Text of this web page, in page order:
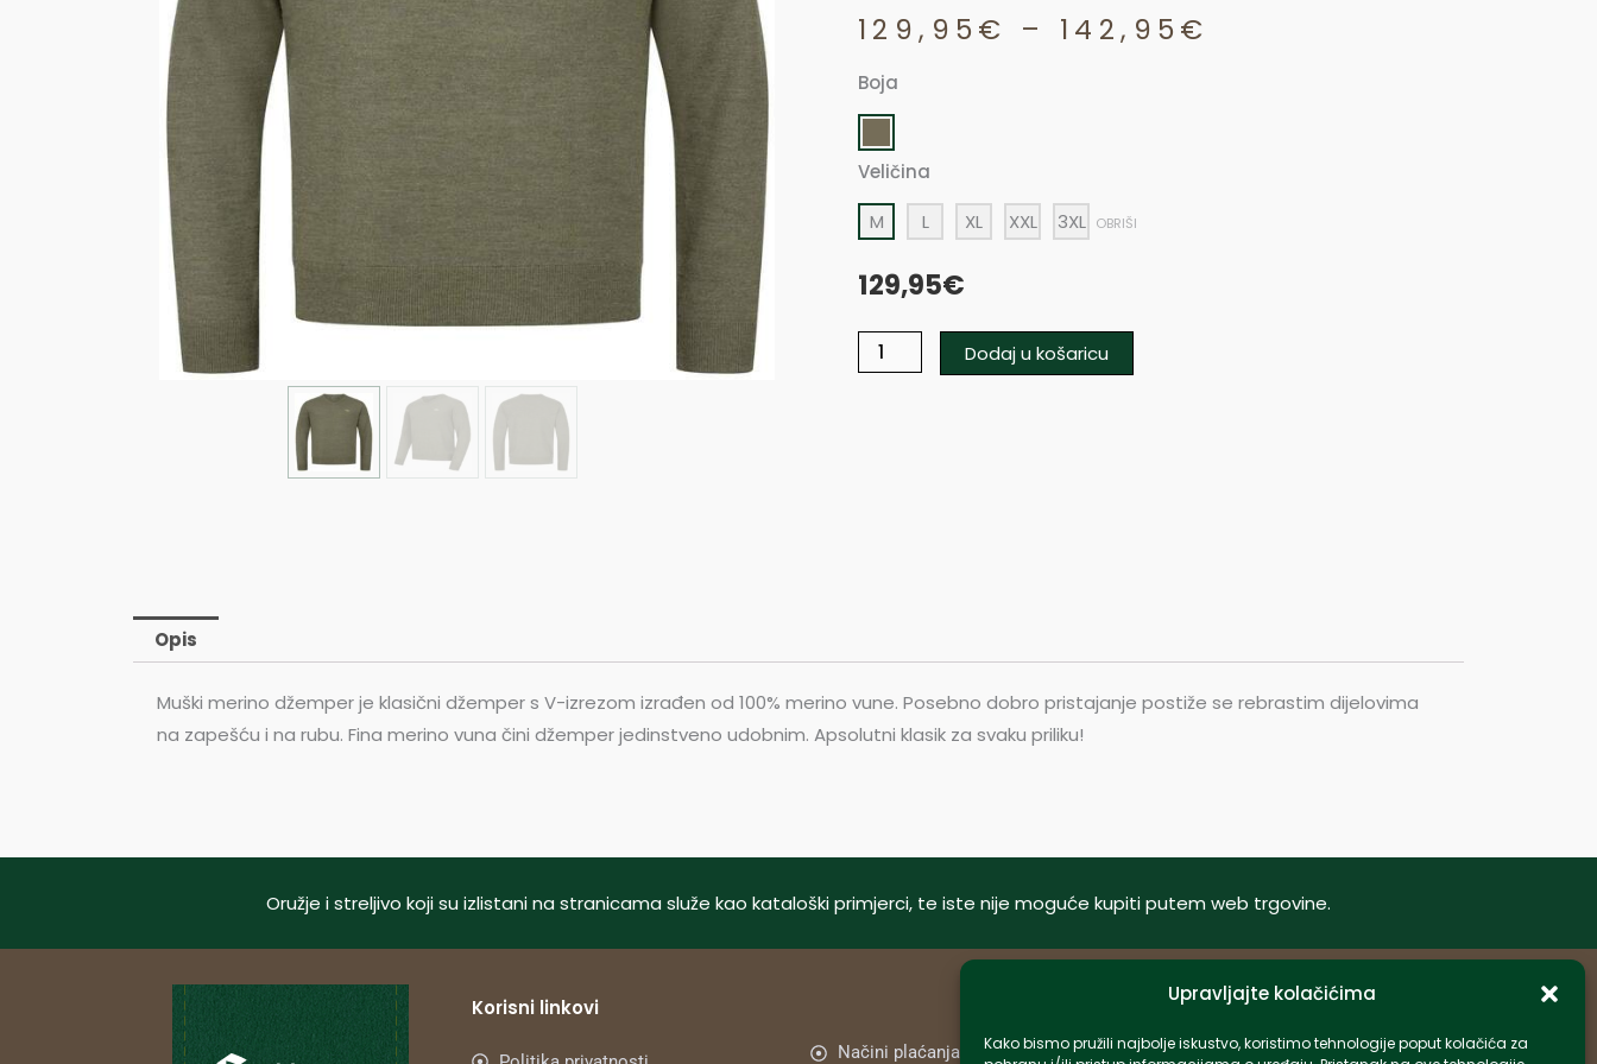
Upravljajte kolačićima
Kako bismo pružili najbolje iskustvo, koristimo tehnologije poput kolačića za
129,95 € – 142,95 €
Boja
Veličina
M
L XL XXL 3XL OBRIŠI
129,95€
Blaser
V-
Sweater
Dodaj u košaricu
Opis
Muški merino džemper je klasični džemper s V-izrezom izrađen od 100% merino vune. Posebno dobro pristajanje postiže se rebrastim dijelovima
na zapešću i na rubu. Fina merino vuna čini džemper jedinstveno udobnim. Apsolutni klasik za svaku priliku!
Oružje i streljivo koji su izlistani na stranicama služe kao kataloški primjerci, te iste nije moguće kupiti putem web trgovine.
Korisni linkovi
Načini plaćanja
Informacije